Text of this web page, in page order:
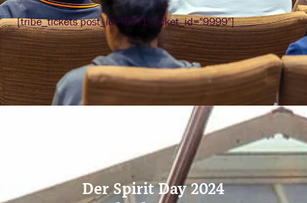
[tribe_tickets post_id="9971" ticket_id="9999"]
Der Spirit Day 2024